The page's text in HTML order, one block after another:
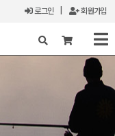
로그인 회원가입
X